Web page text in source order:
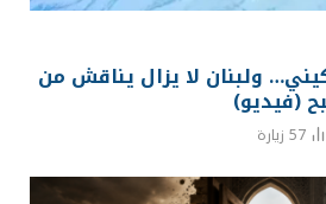
ولبنان لا يزال يناقش من
(فيديو)
57 زيارة